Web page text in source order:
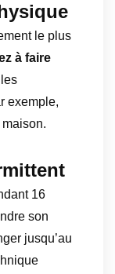
le plus
à faire
exemple,
16
son
jusqu’au